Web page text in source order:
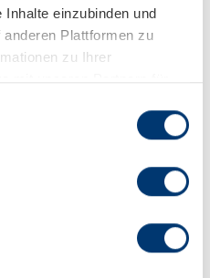
einzubinden und
Plattformen zu
zu Ihrer
Cookies können Sie
auf unserer Website
Sie in unserer